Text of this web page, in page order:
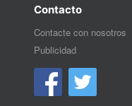
Contacto
Contacte con nosotros
Publicidad